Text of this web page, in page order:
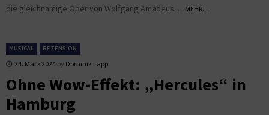
die gleichnamige Oper von Wolfgang Amadeus...
MEHR...
MUSICAL REZENSION
24. März 2024 by Dominik Lapp
Ohne Wow-Effekt: „Hercules“ in
Hamburg